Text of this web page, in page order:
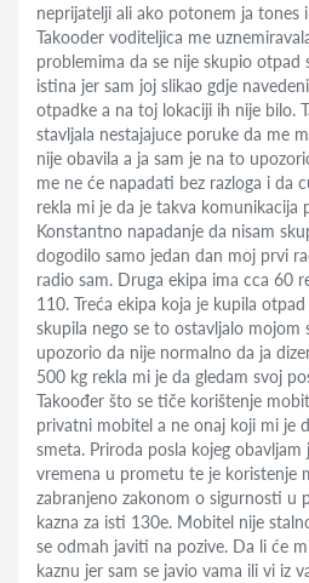
neprijatelji ali ako potonem ja tones
Takooder voditeljica me
problemima da se nije skupio otpad
istina jer sam joj slikao gdje
otpadke a na toj lokaciji ih nije bilo.
stavljala nestajajuce poruke da me
nije obavila a ja sam je na to
me ne će napadati bez razloga i da
rekla mi je da je takva komunikacija
Konstantno napadanje da nisam
dogodilo samo jedan dan moj prvi
radio sam. Druga ekipa ima cca 60
110. Treća ekipa koja je kupila
skupila nego se to ostavljalo mojom
upozorio da nije normalno da ja
500 kg rekla mi je da gledam svoj
Takoođer što se tiče korištenje
privatni mobitel a ne onaj koji mi je
smeta. Priroda posla kojeg
vremena u prometu te je koristenje
zabranjeno zakonom o sigurnosti u
kazna za isti 130e. Mobitel nije
se odmah javiti na pozive. Da li će
kaznu jer sam se javio vama ili vi iz